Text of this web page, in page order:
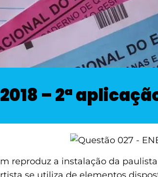
2018 – 2ª
reproduz a instalação da